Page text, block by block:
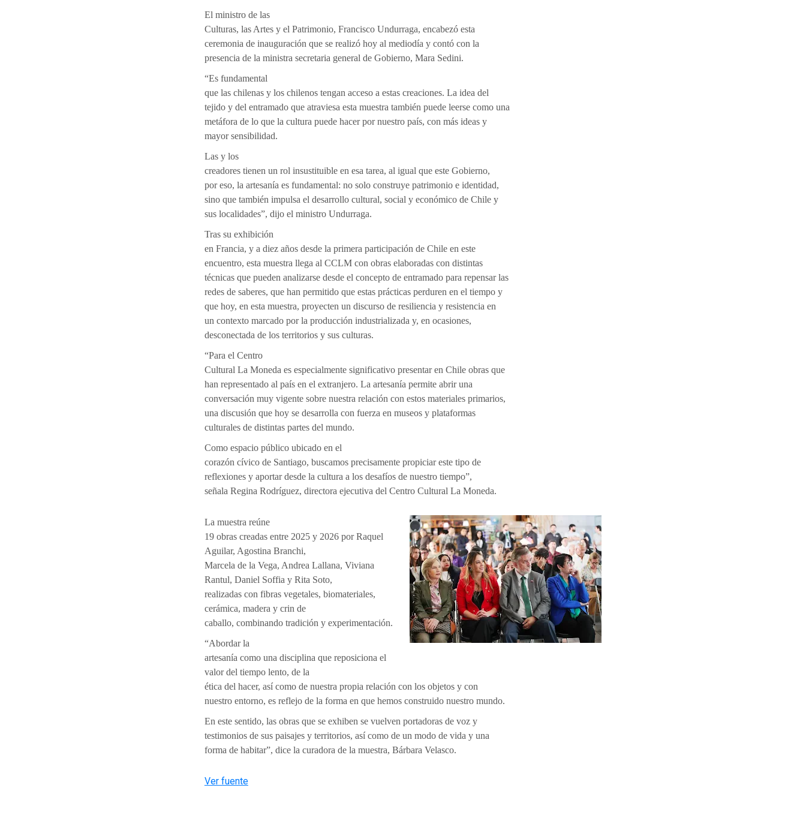
El ministro de las
Culturas, las Artes y el Patrimonio, Francisco Undurraga, encabezó esta
ceremonia de inauguración que se realizó hoy al mediodía y contó con la
presencia de la ministra secretaria general de Gobierno, Mara Sedini.
“Es fundamental
que las chilenas y los chilenos tengan acceso a estas creaciones. La idea del
tejido y del entramado que atraviesa esta muestra también puede leerse como una
metáfora de lo que la cultura puede hacer por nuestro país, con más ideas y
mayor sensibilidad.
Las y los
creadores tienen un rol insustituible en esa tarea, al igual que este Gobierno,
por eso, la artesanía es fundamental: no solo construye patrimonio e identidad,
sino que también impulsa el desarrollo cultural, social y económico de Chile y
sus localidades”, dijo el ministro Undurraga.
Tras su exhibición
en Francia, y a diez años desde la primera participación de Chile en este
encuentro, esta muestra llega al CCLM con obras elaboradas con distintas
técnicas que pueden analizarse desde el concepto de entramado para repensar las
redes de saberes, que han permitido que estas prácticas perduren en el tiempo y
que hoy, en esta muestra, proyecten un discurso de resiliencia y resistencia en
un contexto marcado por la producción industrializada y, en ocasiones,
desconectada de los territorios y sus culturas.
“Para el Centro
Cultural La Moneda es especialmente significativo presentar en Chile obras que
han representado al país en el extranjero. La artesanía permite abrir una
conversación muy vigente sobre nuestra relación con estos materiales primarios,
una discusión que hoy se desarrolla con fuerza en museos y plataformas
culturales de distintas partes del mundo.
Como espacio público ubicado en el
corazón cívico de Santiago, buscamos precisamente propiciar este tipo de
reflexiones y aportar desde la cultura a los desafíos de nuestro tiempo”,
señala Regina Rodríguez, directora ejecutiva del Centro Cultural La Moneda.
La muestra reúne
19 obras creadas entre 2025 y 2026 por Raquel
Aguilar, Agostina Branchi,
Marcela de la Vega, Andrea Lallana, Viviana
Rantul, Daniel Soffia y Rita Soto,
realizadas con fibras vegetales, biomateriales,
cerámica, madera y crin de
caballo, combinando tradición y experimentación.
“Abordar la
artesanía como una disciplina que reposiciona el
valor del tiempo lento, de la
ética del hacer, así como de nuestra propia relación con los objetos y con
nuestro entorno, es reflejo de la forma en que hemos construido nuestro mundo.
En este sentido, las obras que se exhiben se vuelven portadoras de voz y
testimonios de sus paisajes y territorios, así como de un modo de vida y una
forma de habitar”, dice la curadora de la muestra, Bárbara Velasco.
Ver fuente